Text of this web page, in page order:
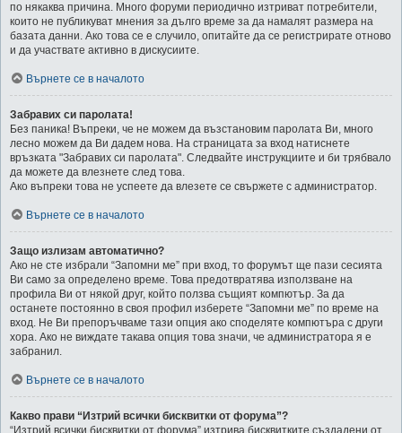
по някаква причина. Много форуми периодично изтриват потребители,
които не публикуват мнения за дълго време за да намалят размера на
базата данни. Ако това се е случило, опитайте да се регистрирате отново
и да участвате активно в дискусиите.
Върнете се в началото
Забравих си паролата!
Без паника! Въпреки, че не можем да възстановим паролата Ви, много
лесно можем да Ви дадем нова. На страницата за вход натиснете
връзката "Забравих си паролата". Следвайте инструкциите и би трябвало
да можете да влезнете след това.
Ако въпреки това не успеете да влезете се свържете с администратор.
Върнете се в началото
Защо излизам автоматично?
Ако не сте избрали “Запомни ме” при вход, то форумът ще пази сесията
Ви само за определено време. Това предотвратява използване на
профила Ви от някой друг, който ползва същият компютър. За да
останете постоянно в своя профил изберете “Запомни ме” по време на
вход. Не Ви препоръчваме тази опция ако споделяте компютъра с други
хора. Ако не виждате такава опция това значи, че администратора я е
забранил.
Върнете се в началото
Какво прави “Изтрий всички бисквитки от форума”?
“Изтрий всички бисквитки от форума” изтрива бисквитките създадени от